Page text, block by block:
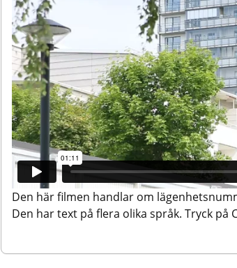
Den här filmen handlar om
Den har text på flera olika språk. Tryck på